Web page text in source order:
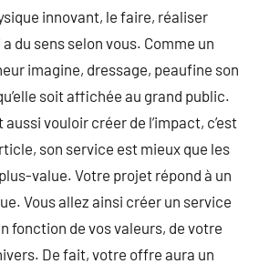
innovant, le faire, réaliser
du sens selon vous. Comme un
imagine, dressage, peaufine son
soit affichée au grand public.
aussi vouloir créer de l’impact, c’est
son service est mieux que les
value. Votre projet répond à un
Vous allez ainsi créer un service
fonction de vos valeurs, de votre
De fait, votre offre aura un